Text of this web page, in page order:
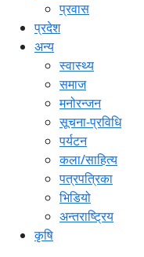
प्रवास
प्रदेश
अन्य
स्वास्थ्य
समाज
मनोरन्जन
सूचना-प्रविधि
पर्यटन
कला/साहित्य
पत्रपत्रिका
भिडियो
अन्तराष्ट्रिय
कृषि